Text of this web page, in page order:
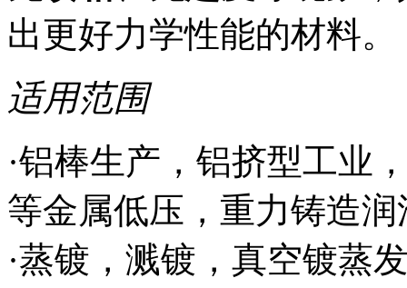
出更好力学性能的材料。
适用范围
·铝棒生产，铝挤型工业
等金属低压，重力铸造润
·蒸镀，溅镀，真空镀蒸